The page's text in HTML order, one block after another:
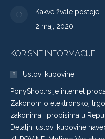
Kakve žvale postoje
2 maj, 2020
KORISNE INFORMACIJE
Uslovi kupovine
PonyShop.rs je internet
Zakonom o elektronskoj
zakonima i propisima u
Detaljni uslovi kupovine